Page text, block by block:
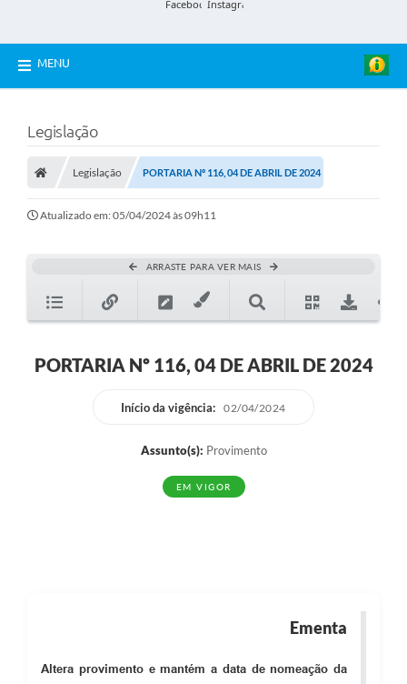
MENU
Legislação
Legislação PORTARIA Nº 116, 04 DE ABRIL DE 2024
Atualizado em: 05/04/2024 às 09h11
ARRASTE PARA VER MAIS
PORTARIA Nº 116, 04 DE ABRIL DE 2024
Início da vigência: 02/04/2024
Assunto(s): Provimento
EM VIGOR
Ementa
Altera provimento e mantém a data de nomeação da